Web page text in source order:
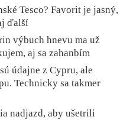
Tesco? Favorit je jasný,
ďalší
výbuch hnevu ma už
aj sa zahanbím
údajne z Cypru, ale
Technicky sa takmer
nadjazd, aby ušetrili